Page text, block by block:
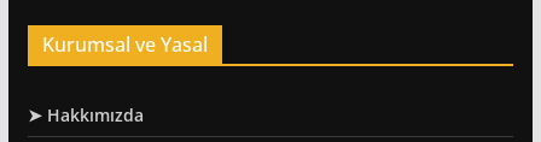
Kurumsal ve Yasal
➤ Hakkımızda